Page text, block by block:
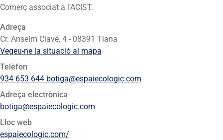
Comerç associat a l’ACIST.
Adreça
Cr. Anselm Clavé, 4 - 08391 Tiana
Vegeu-ne la situació al mapa
Telèfon
934 653 644 botiga@espaiecologic.com
Adreça electrònica
botiga@espaiecologic.com
Lloc web
espaiecologic.com/